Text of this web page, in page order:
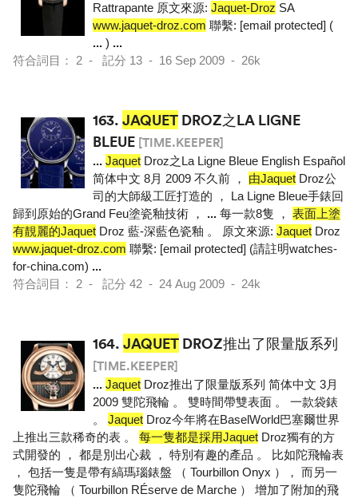
Rattrapante 原文來源: Jaquet-Droz SA
www.jaquet-droz.com 聯繫: [email protected] (
... ) ...
符合詞目： 2 - 記分 13 - 16 Sep 2009 - 26k
163. JAQUET DROZ之LA LIGNE
BLEUE [TIME.KEEPER]
... Jaquet Droz之La Ligne Bleue English Español
简体中文 8月 2009 不久前 ， 由Jaquet Droz公
司的大師級工匠打造的 ， La Ligne Bleue手錶回
歸到原始的Grand Feu塗瓷釉技術 ， ... 每一款8隻 ， 表面上塗
有靚麗的Jaquet Droz 藍-深藍色瓷釉 。 原文來源: Jaquet Droz
www.jaquet-droz.com 聯繫: [email protected] (請註明watches-
for-china.com) ...
符合詞目： 2 - 記分 42 - 24 Aug 2009 - 24k
164. JAQUET DROZ推出了限量版系列
[TIME.KEEPER]
... Jaquet Droz推出了限量版系列 简体中文 3月
2009 雙陀飛輪 。 雙時間帶雙表面 。 一款袋錶
。 Jaquet Droz今年將在BaselWorld巴塞爾世界
上推出三款稀奇的表 。 每一隻都是採用Jaquet Droz獨有的方
式開發的 ， 都是別出心裁 ， 特別有趣的產品 。 比如陀飛輪表
， 包括一隻是帶有縞瑪瑙錶盤 （ Tourbillon Onyx ）， 而另一
隻陀飛輪 （ Tourbillon RÉserve de Marche ） 增加了附加的飛